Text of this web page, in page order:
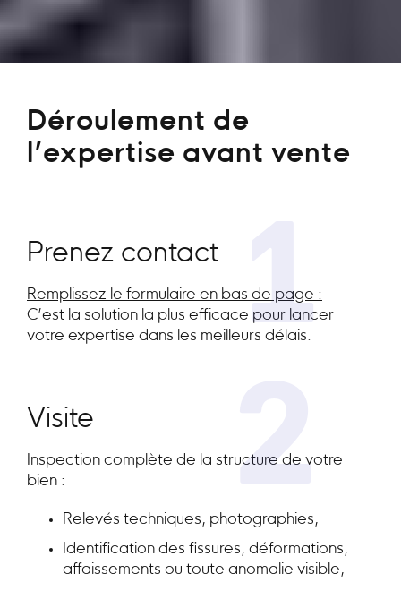
Déroulement de
l’expertise avant vente
1
Prenez contact
Remplissez le formulaire en bas de page :
C’est la solution la plus efficace pour lancer
votre expertise dans les meilleurs délais.
2
Visite
Inspection complète de la structure de votre
bien :
Relevés techniques, photographies,
Identification des fissures, déformations,
affaissements ou toute anomalie visible,